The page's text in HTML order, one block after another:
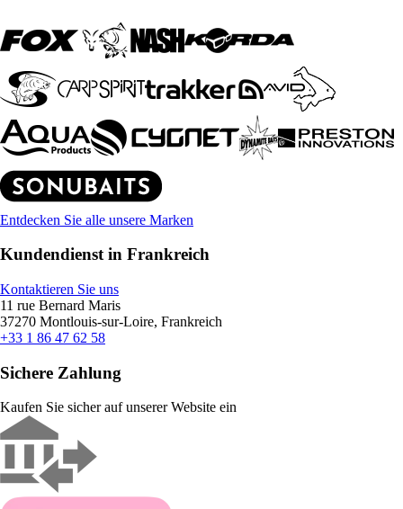
Entdecken Sie alle unsere Marken
Kundendienst in Frankreich
Kontaktieren Sie uns
11 rue Bernard Maris
37270 Montlouis-sur-Loire, Frankreich
+33 1 86 47 62 58
Sichere Zahlung
Kaufen Sie sicher auf unserer Website ein